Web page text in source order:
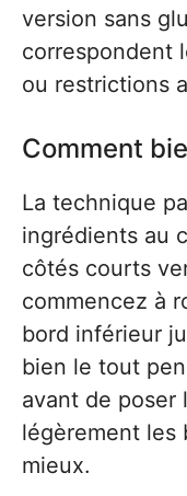
version sans
correspondent
ou restrictions
Comment
La technique
ingrédients au
côtés courts
commencez à
bord inférieur
bien le tout
avant de poser
légèrement les
mieux.